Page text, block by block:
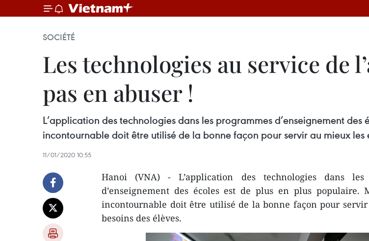
SOCIÉTÉ
Les technologies au service de
pas en abuser !
L’application des technologies dans les programmes d’enseignement
incontournable doit être utilisé de la bonne façon pour servir au mieux les
11/01/2020 10:55
Hanoi (VNA) - L’application des technologies dans les
d’enseignement des écoles est de plus en plus populaire.
incontournable doit être utilisé de la bonne façon pour
besoins des élèves.